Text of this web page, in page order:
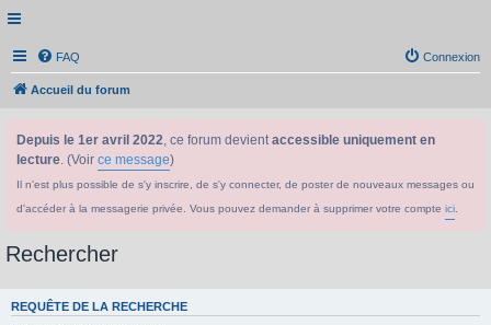
FAQ Connexion
Accueil du forum
Depuis le 1er avril 2022, ce forum devientaccessible uniquement en
lecture. (Voir ce message)
Il n'est plus possible de s'y inscrire, de s'y connecter, de poster de nouveaux messages ou
d'accéder à la messagerie privée. Vous pouvez demander à supprimer votre compte ici
Rechercher
REQUÊTE DE LA RECHERCHE